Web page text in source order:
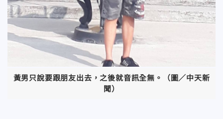
黃男只說要跟朋友出去，之後就音訊全無。（圖／中天新
聞）